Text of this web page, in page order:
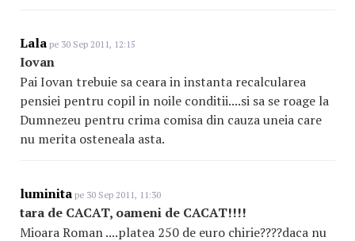
Lala pe 30 Sep 2011, 12:15
Iovan
Pai Iovan trebuie sa ceara in instanta recalcularea
pensiei pentru copil in noile conditii....si sa se roage la
Dumnezeu pentru crima comisa din cauza uneia care
nu merita osteneala asta.
luminita pe 30 Sep 2011, 11:30
tara de CACAT, oameni de CACAT!!!!
Mioara Roman ....platea 250 de euro chirie????daca nu